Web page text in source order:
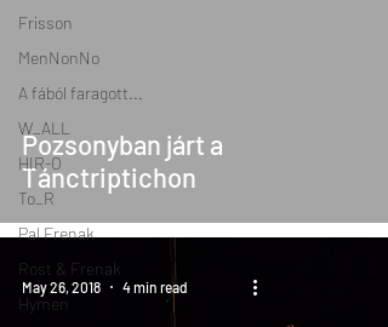
Frisson
MenNonNo
A fából faragott...
W_ALL
HIR-O
To_R
Pal Frenak
Rost & Frenak
Hymen
Pozsonyban járt a
Tánctriptichon
May 26, 2018 4 min read